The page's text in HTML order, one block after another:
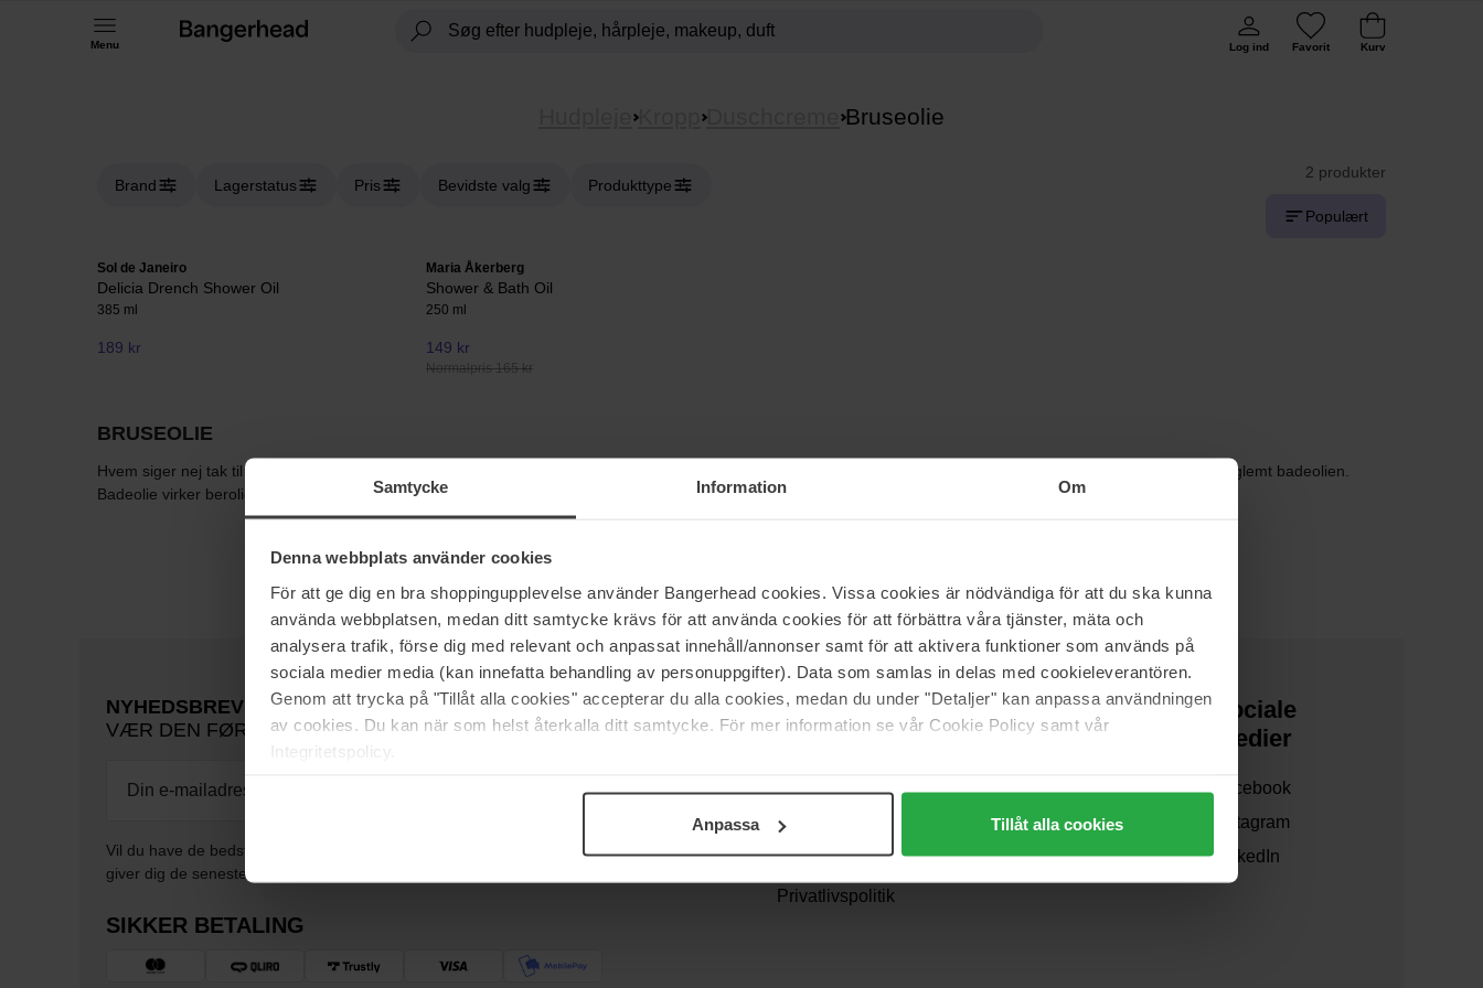
Samtycke Information Om
Denna webbplats använder cookies
För att ge dig en bra shoppingupplevelse använder Bangerhead cookies. Vissa cookies är nödvändiga för att du ska kunna
använda webbplatsen, medan ditt samtycke krävs för att använda cookies för att förbättra våra tjänster, mäta och
analysera trafik, förse dig med relevant och anpassat innehåll/annonser samt för att aktivera funktioner som används på
sociala medier media (kan innefatta behandling av personuppgifter). Data som samlas in delas med cookieleverantören.
Genom att trycka på "Tillåt alla cookies" accepterar du alla cookies, medan du under "Detaljer" kan anpassa användningen
av cookies. Du kan när som helst återkalla ditt samtycke. För mer information se vår Cookie Policy samt vår
Integritetspolicy.
Anpassa Tillåt alla cookies
Menu Log ind Favorit Kurv
Kropp Duschcreme Bruseolie
Brand Lagerstatus Pris Bevidste valg Produkttype
2 produkter
Populært
Sol de Janeiro
Delicia Drench Shower Oil
385 ml
189 kr
Maria Åkerberg
Shower & Bath Oil
250 ml
149 kr
Normalpris 165 kr
BRUSEOLIE
Hvem siger nej tak til en skøn aften i badekaret? Dæmpet lys, duftlys, friske blomster i hjørnet, bare lukke øjnene og træk vejret langsomt. Nej vent nu lidt, vi har jo glemt badeolien.
Badeolie virker beroligende, udrensende og afslappende. På Bangerhead har vi en masse skønne badolier fra blandt andet Molton Brown, Decléor og Rituals.
NYHEDSBREV
VÆR DEN FØRSTE TIL AT VIDE DET
Vil du have de bedste beauty-nyheder direkte i din indbakke? Vi
giver dig de seneste trends, tips og eksklusive tilbud!
SIKKER BETALING
Support
Spørgsmål og svar
Betingelser
Returnering
Privatlivspolitik
Om os
Samarbejd med os
Bæredygtighed
Sociale
medier
Facebook
Instagram
LinkedIn